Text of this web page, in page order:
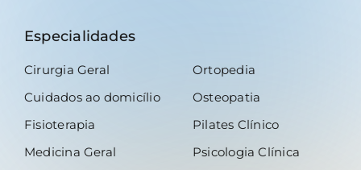
Especialidades
Cirurgia Geral
Cuidados ao domicílio
Fisioterapia
Medicina Geral
Ortopedia
Osteopatia
Pilates Clínico
Psicologia Clínica